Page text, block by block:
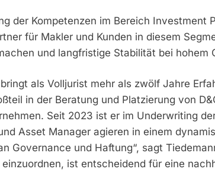
der Kompetenzen im Bereich Investment
für Makler und Kunden in diesem
und langfristige Stabilität bei hohem
als Volljurist mehr als zwölf Jahre
in der Beratung und Platzierung von
Seit 2023 ist er im Underwriting
Asset Manager agieren in einem
Governance und Haftung“, sagt
ist entscheidend für eine